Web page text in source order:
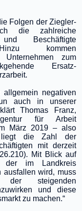
Folgen der Ziegler-
die zahlreiche
Beschäftigte
kommen
Unternehmen zum
Ersatz-
negativen
auch in unserer
Thomas Franz,
für Arbeit
März 2019 – also
die Zahl der
mit derzeit
Mit Blick auf
der im Landkreis
ausfallen wird, muss
steigenden
und diese
zu machen.“